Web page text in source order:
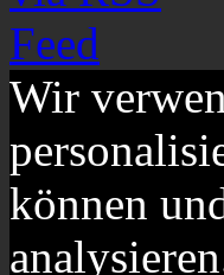
Wir
können